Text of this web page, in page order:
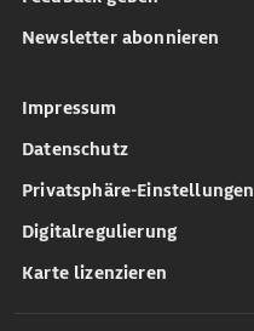
Newsletter abonnieren
Impressum
Datenschutz
Privatsphäre-Einstellungen
Digitalregulierung
Karte lizenzieren